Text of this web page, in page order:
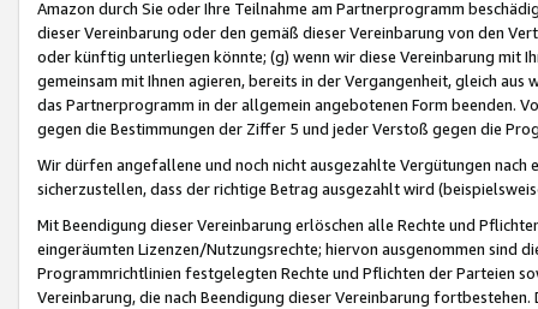
Amazon durch Sie oder Ihre Teilnahme am Partnerprogramm
dieser Vereinbarung oder den gemäß dieser Vereinbarung von den
oder künftig unterliegen könnte; (g) wenn wir diese Vereinbarung mit
gemeinsam mit Ihnen agieren, bereits in der Vergangenheit, gleich
das Partnerprogramm in der allgemein angebotenen Form beenden.
gegen die Bestimmungen der Ziffer 5 und jeder Verstoß gegen die
Wir dürfen angefallene und noch nicht ausgezahlte Vergütungen
sicherzustellen, dass der richtige Betrag ausgezahlt wird
Mit Beendigung dieser Vereinbarung erlöschen alle Rechte und
eingeräumten Lizenzen/Nutzungsrechte; hiervon ausgenommen sind
Programmrichtlinien festgelegten Rechte und Pflichten der Parteien
Vereinbarung, die nach Beendigung dieser Vereinbarung